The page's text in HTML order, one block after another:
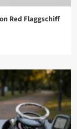
Red Flaggschiff